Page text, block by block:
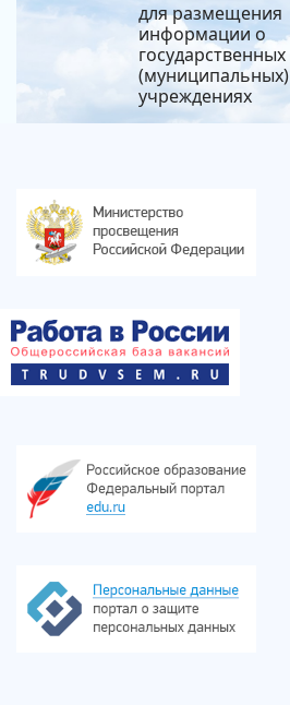
для размещения
информации о
государственных
(муниципальных)
учреждениях